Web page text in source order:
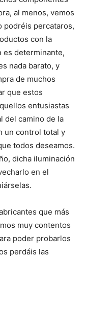
al menos, vemos
podréis percataros,
con la
es determinante,
nada barato, y
de muchos
que estos
entusiastas
del camino de la
un control total y
todos deseamos.
dicha iluminación
en el
que más
muy contentos
poder probarlos
perdáis las